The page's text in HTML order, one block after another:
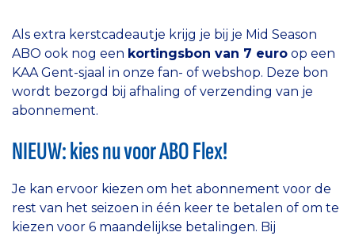
Als extra kerstcadeautje krijg je bij je Mid Season
ABO ook nog een kortingsbon van 7 euro op een
KAA Gent-sjaal in onze fan- of webshop. Deze bon
wordt bezorgd bij afhaling of verzending van je
abonnement.
NIEUW: kies nu voor ABO Flex!
Je kan ervoor kiezen om het abonnement voor de
rest van het seizoen in één keer te betalen of om te
kiezen voor 6 maandelijkse betalingen. Bij